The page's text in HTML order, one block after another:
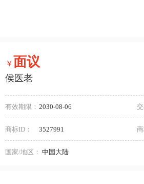
￥面议
侯医老
有效期限： 2030-08-06
商标ID： 3527991
国家/地区： 中国大陆